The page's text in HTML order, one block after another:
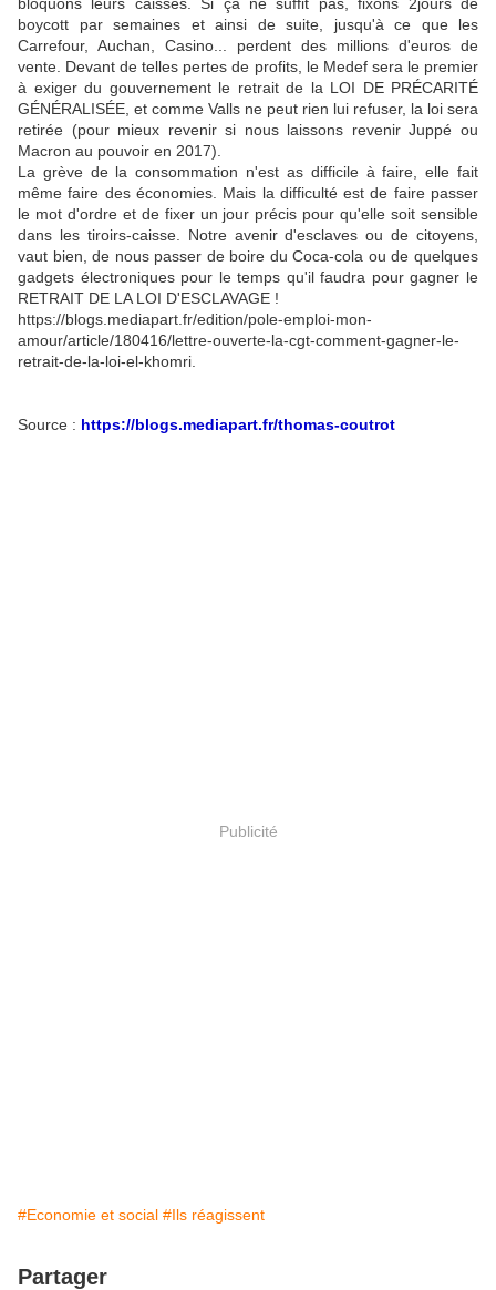
boycott par semaines et ainsi de suite, jusqu'à ce que les
Carrefour, Auchan, Casino... perdent des millions d'euros de
vente. Devant de telles pertes de profits, le Medef sera le premier
à exiger du gouvernement le retrait de la LOI DE PRÉCARITÉ
GÉNÉRALISÉE, et comme Valls ne peut rien lui refuser, la loi sera
retirée (pour mieux revenir si nous laissons revenir Juppé ou
Macron au pouvoir en 2017).
La grève de la consommation n'est as difficile à faire, elle fait
même faire des économies. Mais la difficulté est de faire passer
le mot d'ordre et de fixer un jour précis pour qu'elle soit sensible
dans les tiroirs-caisse. Notre avenir d'esclaves ou de citoyens,
vaut bien, de nous passer de boire du Coca-cola ou de quelques
gadgets électroniques pour le temps qu'il faudra pour gagner le
RETRAIT DE LA LOI D'ESCLAVAGE !
https://blogs.mediapart.fr/edition/pole-emploi-mon-
amour/article/180416/lettre-ouverte-la-cgt-comment-gagner-le-
retrait-de-la-loi-el-khomri.
Source : https://blogs.mediapart.fr/thomas-coutrot
Publicité
#Economie et social #Ils réagissent
Partager